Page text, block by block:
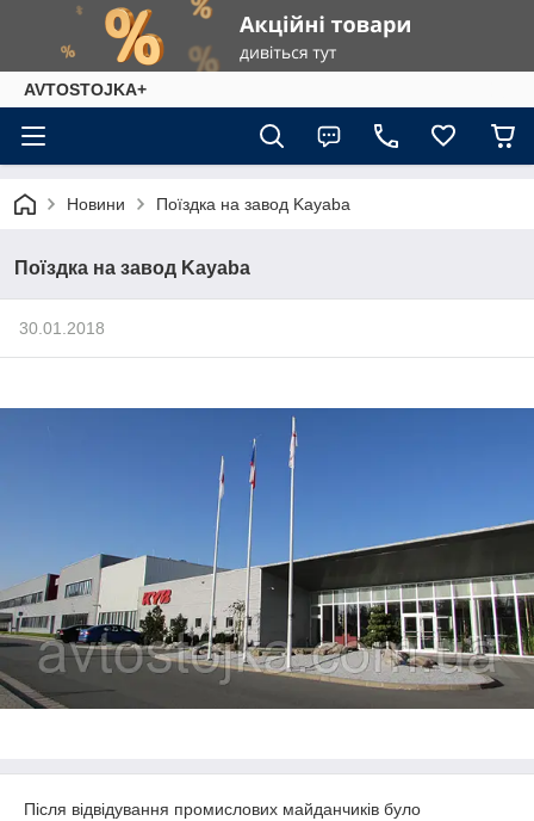
AVTOSTOJKA+
Новини Поїздка на завод Kayaba
Поїздка на завод Kayaba
30.01.2018
Після відвідування промислових майданчиків було